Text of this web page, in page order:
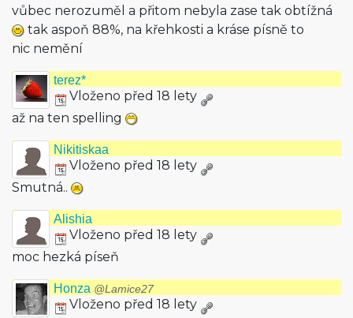
vůbec nerozuměl a přitom nebyla zase tak obtížná
tak aspoň 88%, na křehkosti a kráse písně to
nic nemění
terez*
Vloženo před 18 lety
až na ten spelling
Nikitiskaa
Vloženo před 18 lety
Smutná..
Alishia
Vloženo před 18 lety
moc hezká píseň
Honza @Lamice27
Vloženo před 18 lety